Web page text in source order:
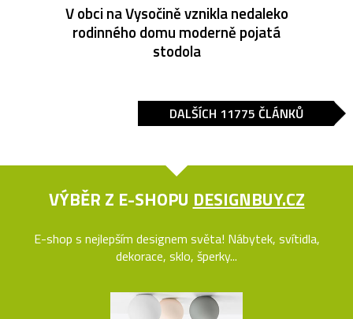
V obci na Vysočině vznikla nedaleko
rodinného domu moderně pojatá
stodola
DALŠÍCH 11775 ČLÁNKŮ
VÝBĚR Z E-SHOPU DESIGNBUY.CZ
E-shop s nejlepším designem světa! Nábytek, svítidla,
dekorace, sklo, šperky...